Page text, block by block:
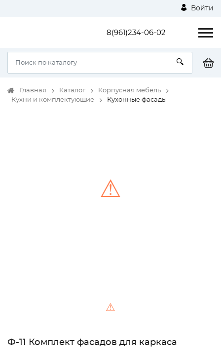
Войти
8(961)234-06-02
Главная Каталог
Корпусная мебель
Кухни и комплектующие
Кухонные фасады
⚠
⚠
Ф-11 Комплект фасадов для каркаса